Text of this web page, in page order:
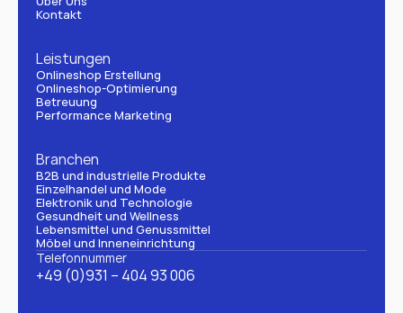
Kontakt
Leistungen
Onlineshop Erstellung
Onlineshop-Optimierung
Betreuung
Performance Marketing
Branchen
B2B und industrielle Produkte
Einzelhandel und Mode
Elektronik und Technologie
Gesundheit und Wellness
Lebensmittel und Genussmittel
Möbel und Inneneinrichtung
Telefonnummer
+49 (0)931 – 404 93 006